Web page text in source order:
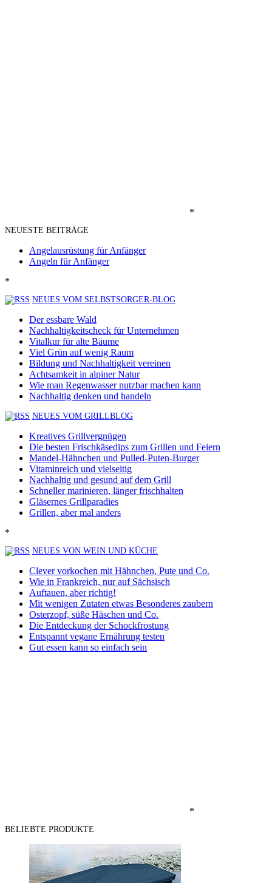
*
NEUESTE BEITRÄGE
Angelausrüstung für Anfänger
Angeln für Anfänger
*
NEUES VOM SELBSTSORGER-BLOG
Der essbare Wald
Nachhaltigkeitscheck für Unternehmen
Vitalkur für alte Bäume
Viel Grün auf wenig Raum
Bildung und Nachhaltigkeit vereinen
Achtsamkeit in alpiner Natur
Wie man Regenwasser nutzbar machen kann
Nachhaltig denken und handeln
NEUES VOM GRILLBLOG
Kreatives Grillvergnügen
Die besten Frischkäsedips zum Grillen und Feiern
Mandel-Hähnchen und Pulled-Puten-Burger
Vitaminreich und vielseitig
Nachhaltig und gesund auf dem Grill
Schneller marinieren, länger frischhalten
Gläsernes Grillparadies
Grillen, aber mal anders
*
NEUES VON WEIN UND KÜCHE
Clever vorkochen mit Hähnchen, Pute und Co.
Wie in Frankreich, nur auf Sächsisch
Auftauen, aber richtig!
Mit wenigen Zutaten etwas Besonderes zaubern
Osterzopf, süße Häschen und Co.
Die Entdeckung der Schockfrostung
Entspannt vegane Ernährung testen
Gut essen kann so einfach sein
*
BELIEBTE PRODUKTE